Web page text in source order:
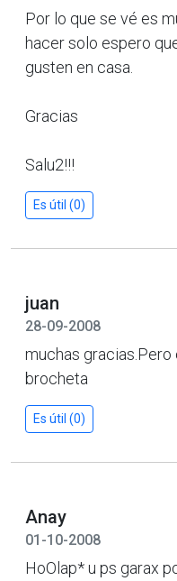
Por lo que se vé es
hacer solo espero
gusten en casa.
Gracias
Salu2!!!
Es útil (0)
juan
28-09-2008
muchas
brocheta
Es útil (0)
Anay
01-10-2008
HoOlap* u ps garax